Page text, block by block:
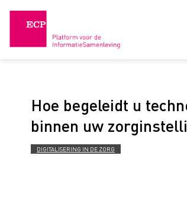
Hoe begeleidt u
binnen uw
DIGITALISERING IN DE ZORG